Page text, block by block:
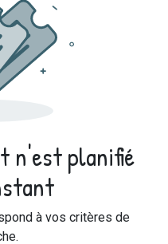
n'est planifié
à vos critères de